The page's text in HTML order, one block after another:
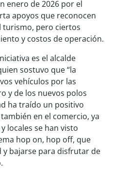
enero de 2026 por el
apoyos que reconocen
turismo, pero ciertos
y costos de operación.
es el alcalde
sostuvo que “la
vehículos por las
y de los nuevos polos
ha traído un positivo
en el comercio, ya
locales se han visto
hop on, hop off, que
bajarse para disfrutar de